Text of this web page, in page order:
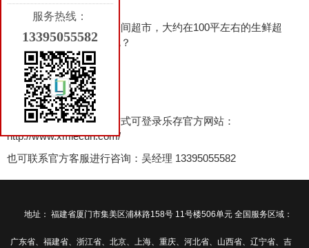
周边设备
品牌案例
新闻资讯
货架商城
社区团购的发展，想开一间超市，大约在100平左右的生鲜超
市，哪里有卖超市货架呢？
更多生鲜超市货架陈列方式可登录乐存官方网站：
http://www.xmlecun.com/
也可联系官方客服进行咨询：吴经理 13395055582
地址： 福建省厦门市集美区浦林路158号 11号楼506单元 全国服务区域：
广东省、福建省、浙江省、北京、上海、重庆、河北省、山西省、辽宁省、吉
服务热线：
13395055582